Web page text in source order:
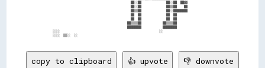
                                              ██░░██              ██░░██  ██▓▓
                                              ██░░██              ██▒▒██    ██
                                              ██▒▒██              ██░░████████
                                              ██  ██              ██  ██
                                              ██  ██              ██  ██
                                            ██▒▒▒▒██            ██▒▒▒▒██
                                            ████████            ████████
  ░░░░                                                        ░░
copy to clipboard 👍 upvote 👎 downvote